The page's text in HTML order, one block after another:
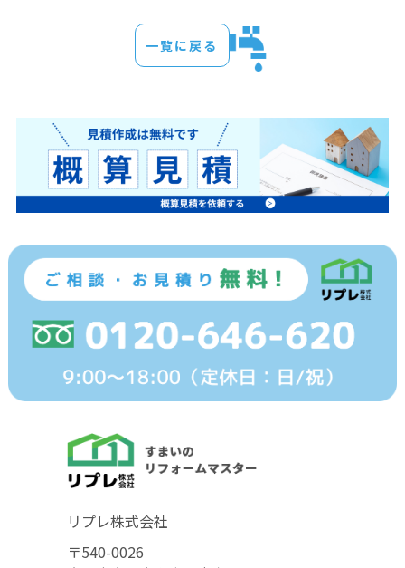
一覧に戻る
リプレ株式会社
〒540-0026